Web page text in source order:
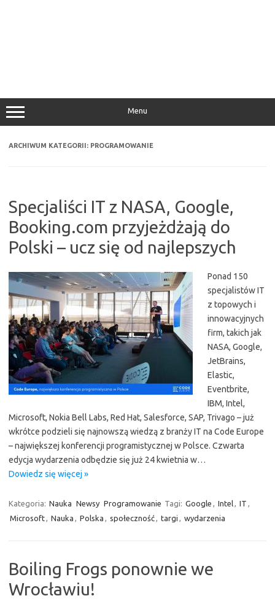
Menu
ARCHIWUM KATEGORII: PROGRAMOWANIE
Specjaliści IT z NASA, Google,
Booking.com przyjeżdżają do
Polski – ucz się od najlepszych
Ponad 150
specjalistów IT
z topowych i
innowacyjnych
firm, takich jak
NASA, Google,
JetBrains,
Elastic,
Eventbrite,
IBM, Intel,
Microsoft, Nokia Bell Labs, Red Hat, Salesforce, SAP, Trivago – już
wkrótce podzieli się najnowszą wiedzą z branży IT na Code Europe
– największej konferencji programistycznej w Polsce. Czwarta
edycja wydarzenia odbędzie się już 24 kwietnia w…
Dowiedz się więcej »
Kategoria: Nauka Newsy Programowanie Tagi: Google Intel IT
Microsoft
Nauka Polska społeczność targi wydarzenia
Boiling Frogs ponownie we
Wrocławiu!